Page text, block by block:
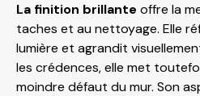
La finition brillante offre la
taches et au nettoyage. Elle
lumière et agrandit
les crédences, elle met
moindre défaut du mur. Son